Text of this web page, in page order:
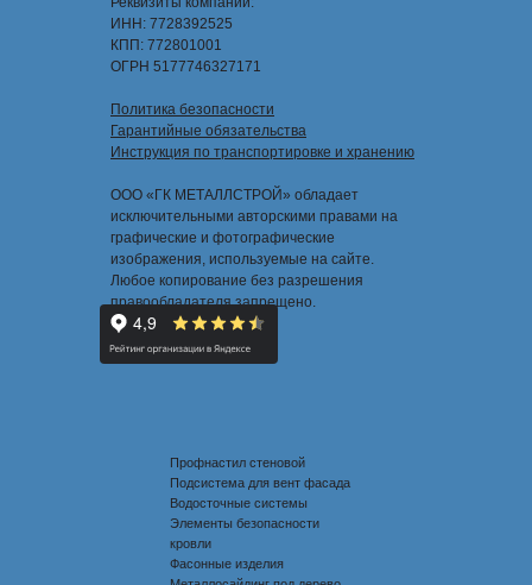
ИНН: 7728392525
КПП: 772801001
ОГРН 5177746327171
Политика безопасности
Гарантийные обязательства
Инструкция по транспортировке и хранению
ООО «ГК МЕТАЛЛСТРОЙ» обладает
исключительными авторскими правами на
графические и фотографические
изображения, используемые на сайте.
Любое копирование без разрешения
правообладателя запрещено.
Профнастил стеновой
Подсистема для вент фасада
Водосточные системы
Элементы безопасности
кровли
Фасонные изделия